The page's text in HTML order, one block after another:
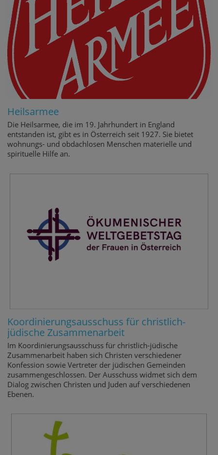
Heilsarmee
Die Heilsarmee, die im 19. Jahrhundert in England
entstanden ist, gibt es in Österreich seit 1927. Sie bietet
wohnungs- und obdachlosen Menschen materielle und
spirituelle Hilfe an.
Koordinierungsausschuss für christlich-
jüdische Zusammenarbeit
Im Koordinierungsausschuss für christlich-jüdische
Zusammenarbeit haben sich Christen verschiedener
Konfession sowie Vertreter der jüdischen Gemeinden
zusammengeschlossen. Der Ausschuss widmet sich dem
Dialog zwischen Christen und Juden auf verschiedenen
Ebenen.